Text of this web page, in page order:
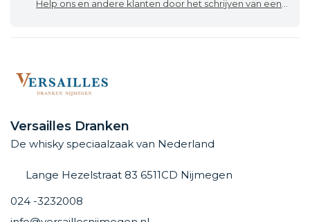
Help ons en andere klanten door het schrijven van een review
Versailles Dranken
De whisky speciaalzaak van Nederland
Lange Hezelstraat 83 6511CD Nijmegen
024 -3232008